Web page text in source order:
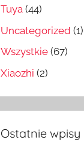
Tuya (44)
Uncategorized (1)
Wszystkie (67)
Xiaozhi (2)
Ostatnie wpisy